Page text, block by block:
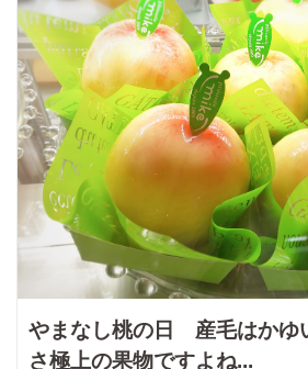
やまなし桃の日 産毛はか
さ極上の果物ですよね...